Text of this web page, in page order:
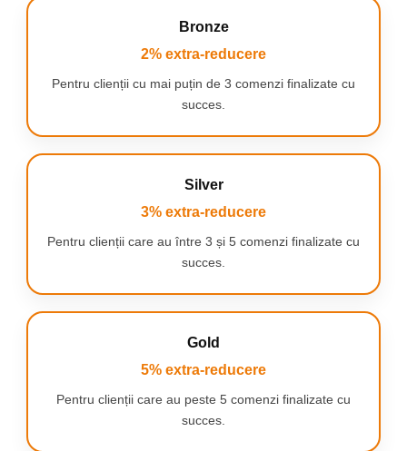
INLOCUIESTE CAPATUL PERIUTEI IN MOD
Capul de periaj Oral-B se decoloreaza din verde
in galben, in functie de nivelul de uzura, indicand
momentul in care trebuie schimbat, pentru a
mentine o eficienta de curatare de 100%.
PERSONALIZEAZA-TI PERIAJUL DINTILOR
convenabila de lunga durata si indicator de nivel
al baterie. Aceasta permite interschimbarea
cum iti doresti.
Bronze
2% extra-reducere
Pentru clienții cu mai puțin de 3 comenzi finalizate cu
succes.
Silver
3% extra-reducere
Pentru clienții care au între 3 și 5 comenzi finalizate cu
succes.
Gold
5% extra-reducere
Pentru clienții care au peste 5 comenzi finalizate cu
succes.